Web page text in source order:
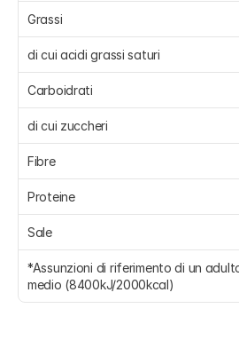
Grassi
di cui acidi grassi saturi
Carboidrati
di cui zuccheri
Fibre
Proteine
Sale
*Assunzioni di riferimento di un
medio (8400kJ/2000kcal)